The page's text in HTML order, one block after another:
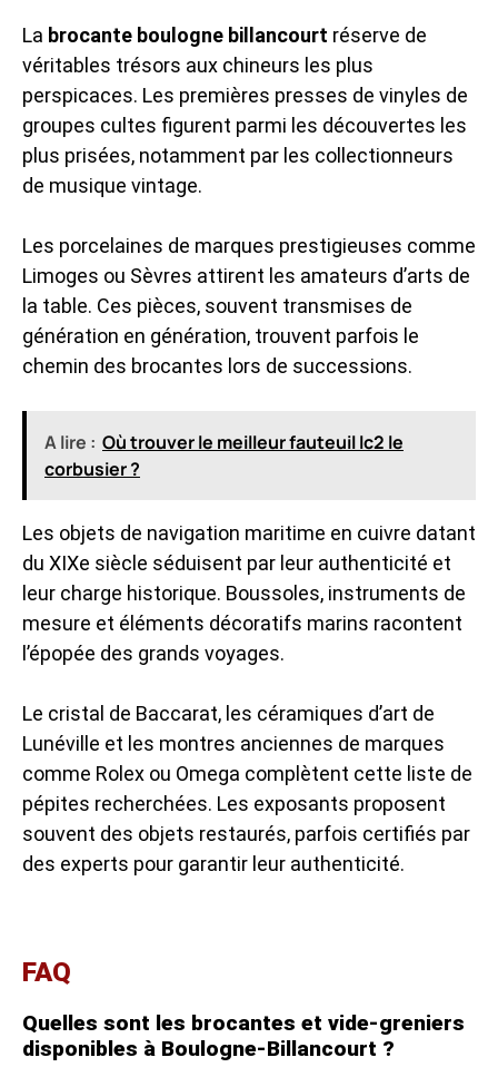
La brocante boulogne billancourt réserve de
véritables trésors aux chineurs les plus
perspicaces. Les premières presses de vinyles de
groupes cultes figurent parmi les découvertes les
plus prisées, notamment par les collectionneurs
de musique vintage.
Les porcelaines de marques prestigieuses comme
Limoges ou Sèvres attirent les amateurs d’arts de
la table. Ces pièces, souvent transmises de
génération en génération, trouvent parfois le
chemin des brocantes lors de successions.
A lire : Où trouver le meilleur fauteuil lc2 le
corbusier ?
Les objets de navigation maritime en cuivre datant
du XIXe siècle séduisent par leur authenticité et
leur charge historique. Boussoles, instruments de
mesure et éléments décoratifs marins racontent
l’épopée des grands voyages.
Le cristal de Baccarat, les céramiques d’art de
Lunéville et les montres anciennes de marques
comme Rolex ou Omega complètent cette liste de
pépites recherchées. Les exposants proposent
souvent des objets restaurés, parfois certifiés par
des experts pour garantir leur authenticité.
FAQ
Quelles sont les brocantes et vide-greniers
disponibles à Boulogne-Billancourt ?